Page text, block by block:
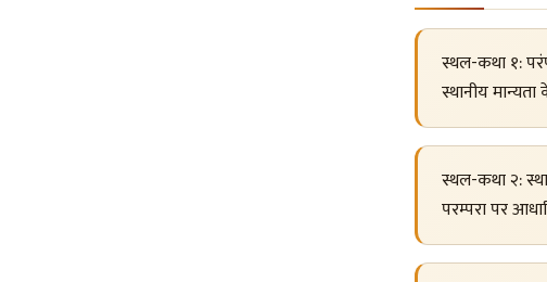
स्थल-कथा १:
स्थानीय
स्थल-कथा २:
परम्परा पर